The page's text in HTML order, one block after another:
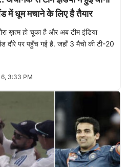
धूम मचाने के लिए है तैयार
ख़त्म हो चूका है और अब टीम इंडिया
दौरे पर पहुँच गई है. जहाँ 3 मैचो की टी-20
3:33 PM